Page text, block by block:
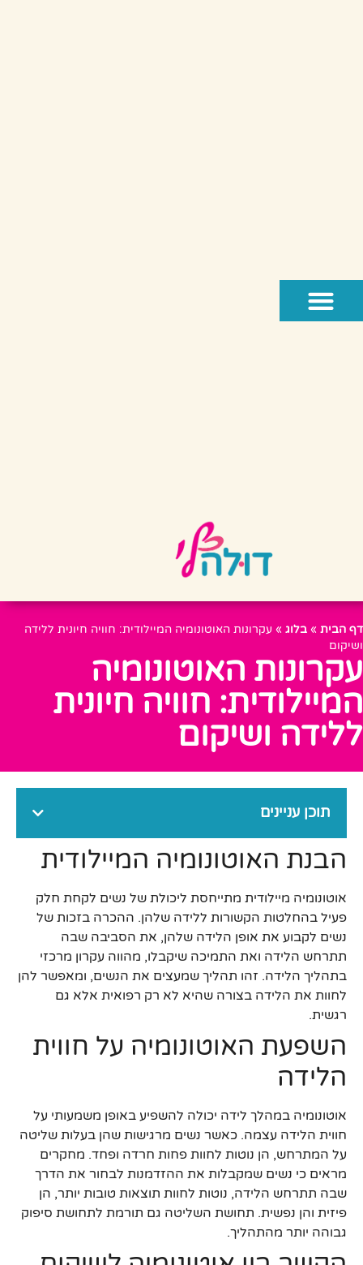
דף הבית » בלוג » עקרונות האוטונומיה המיילודית: חוויה חיונית ללידה
ושיקום
עקרונות האוטונומיה
המיילודית: חוויה חיונית
ללידה ושיקום
תוכן עניינים
הבנת האוטונומיה המיילודית
אוטונומיה מיילודית מתייחסת ליכולת של נשים לקחת חלק
פעיל בהחלטות הקשורות ללידה שלהן. ההכרה בזכות של
נשים לקבוע את אופן הלידה שלהן, את הסביבה שבה
תתרחש הלידה ואת התמיכה שיקבלו, מהווה עקרון מרכזי
בתהליך הלידה. זהו תהליך שמעצים את הנשים, ומאפשר להן
לחוות את הלידה בצורה שהיא לא רק רפואית אלא גם
רגשית.
השפעת האוטונומיה על חווית
הלידה
אוטונומיה במהלך לידה יכולה להשפיע באופן משמעותי על
חווית הלידה עצמה. כאשר נשים מרגישות שהן בעלות שליטה
על המתרחש, הן נוטות לחוות פחות חרדה ופחד. מחקרים
מראים כי נשים שמקבלות את ההזדמנות לבחור את הדרך
שבה תתרחש הלידה, נוטות לחוות תוצאות טובות יותר, הן
פיזית והן נפשית. תחושת השליטה גם תורמת לתחושת סיפוק
גבוהה יותר מהתהליך.